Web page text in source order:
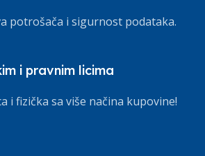
potrošača i sigurnost podataka.
i pravnim licima
i fizička sa više načina kupovine!